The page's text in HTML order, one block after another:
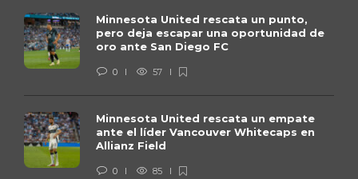
Minnesota United rescata un punto,
pero deja escapar una oportunidad de
oro ante San Diego FC
0 57
Minnesota United rescata un empate
ante el líder Vancouver Whitecaps en
Allianz Field
0 85